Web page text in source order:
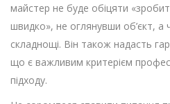
майстер не буде обіцяти
швидко», не оглянувши об’єкт, а
складнощі. Він також надасть
що є важливим критерієм
підходу.